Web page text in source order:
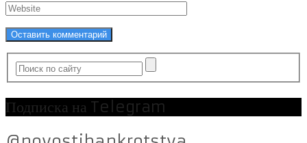
Подписка на Telegram